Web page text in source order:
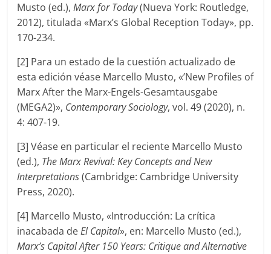
Musto (ed.),Marx for Today(Nueva York: Routledge,
2012), titulada «Marx’s Global Reception Today», pp.
170-234.
[2] Para un estado de la cuestión actualizado de
esta edición véase Marcello Musto, «’New Profiles of
Marx After the Marx-Engels-Gesamtausgabe
(MEGA2)», Contemporary Sociology, vol. 49 (2020), n.
4: 407-19.
[3] Véase en particular el reciente Marcello Musto
(ed.), The Marx Revival: Key Concepts and New
Interpretations(Cambridge: Cambridge University
Press, 2020).
[4] Marcello Musto, «Introducción: La crítica
inacabada deEl Capital», en: Marcello Musto (ed.),
Marx’s Capital After 150 Years: Critique and Alternative